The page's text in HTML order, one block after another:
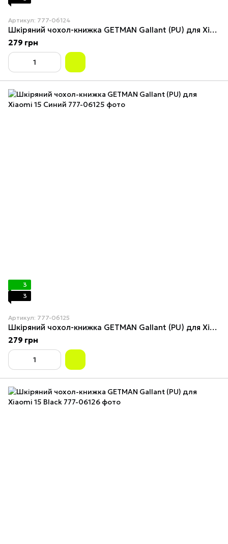
Артикул: 777-06124
Шкіряний чохол-книжка GETMAN Gallant (PU) для Xiaomi 15 Red
279 грн
3
3
Артикул: 777-06125
Шкіряний чохол-книжка GETMAN Gallant (PU) для Xiaomi 15 Синий
279 грн